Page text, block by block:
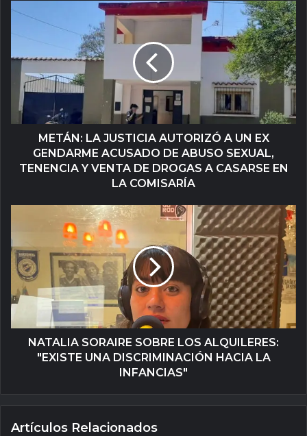
METÁN: LA JUSTICIA AUTORIZÓ A UN EX
GENDARME ACUSADO DE ABUSO SEXUAL,
TENENCIA Y VENTA DE DROGAS A CASARSE EN
LA COMISARÍA
NATALIA SORAIRE SOBRE LOS ALQUILERES:
"EXISTE UNA DISCRIMINACIÓN HACIA LA
INFANCIAS"
Artículos Relacionados